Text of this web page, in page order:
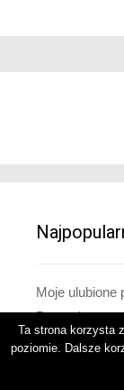
Moje ulubione
Pomysły na
Kirgistanem
Co pije się w
Ta strona korzysta
poziomie. Dalsze